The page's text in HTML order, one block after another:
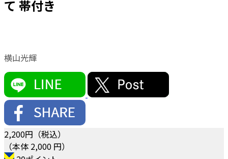
て 帯付き
横山光輝
2,200円（税込）
（本体 2,000 円）